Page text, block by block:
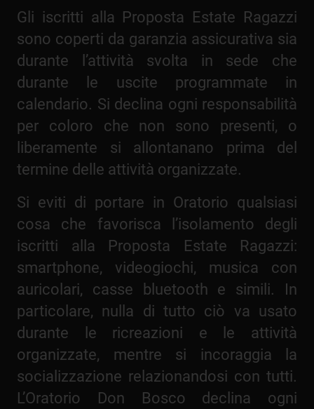
Gli iscritti alla Proposta Estate Ragazzi
sono coperti da garanzia assicurativa sia
durante l’attività svolta in sede che
durante le uscite programmate in
calendario. Si declina ogni responsabilità
per coloro che non sono presenti, o
liberamente si allontanano prima del
termine delle attività organizzate.
Si eviti di portare in Oratorio qualsiasi
cosa che favorisca l’isolamento degli
iscritti alla Proposta Estate Ragazzi:
smartphone, videogiochi, musica con
auricolari, casse bluetooth e simili. In
particolare, nulla di tutto ciò va usato
durante le ricreazioni e le attività
organizzate, mentre si incoraggia la
socializzazione relazionandosi con tutti.
L’Oratorio Don Bosco declina ogni